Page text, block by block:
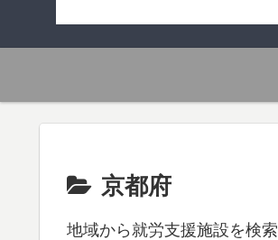
京都府
地域から就労支援施設を検索